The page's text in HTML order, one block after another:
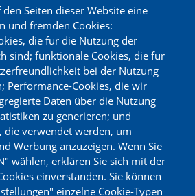
Seiten dieser Website eine
und fremden Cookies:
die für die Nutzung der
sind; funktionale Cookies, die für
bei der Nutzung
Performance-Cookies, die wir
Daten über die Nutzung
zu generieren; und
die verwendet werden, um
Werbung anzuzeigen. Wenn Sie
wählen, erklären Sie sich mit der
einverstanden. Sie können
einzelne Cookie-Typen
Partyplaner
Gutscheine
Sortiment
Zertifikate
Deine Meinung